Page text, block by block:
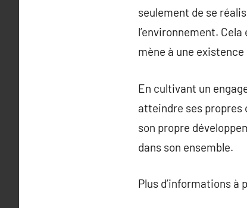
seulement de se
l’environnement.
mène à une
En cultivant un
atteindre ses propres
son propre
dans son ensemble.
Plus d’informations à